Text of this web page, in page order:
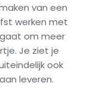
van een
werken met
om meer
Je ziet je
ook
leveren.